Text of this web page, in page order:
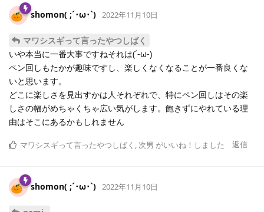
shomon( ;´･ω･`) 2022年11月10日
マワシスギって言ったやつしばく
いや本当に一番大事ですねそれは(´-ω-)
ペン回しもたかが趣味ですし、楽しくなくなることが一番良くな
いと思います。
どこに楽しさを見出すかは人それぞれで、特にペン回しはその楽
しさの幅がめちゃくちゃ広い気がします。飽きずにやれている理
由はそこにあるかもしれません
返信
マワシスギって言ったやつしばく , 次男 がいいね！しました
shomon( ;´･ω･`) 2022年11月10日